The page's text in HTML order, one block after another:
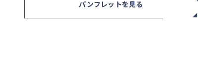
パンフレットを見る